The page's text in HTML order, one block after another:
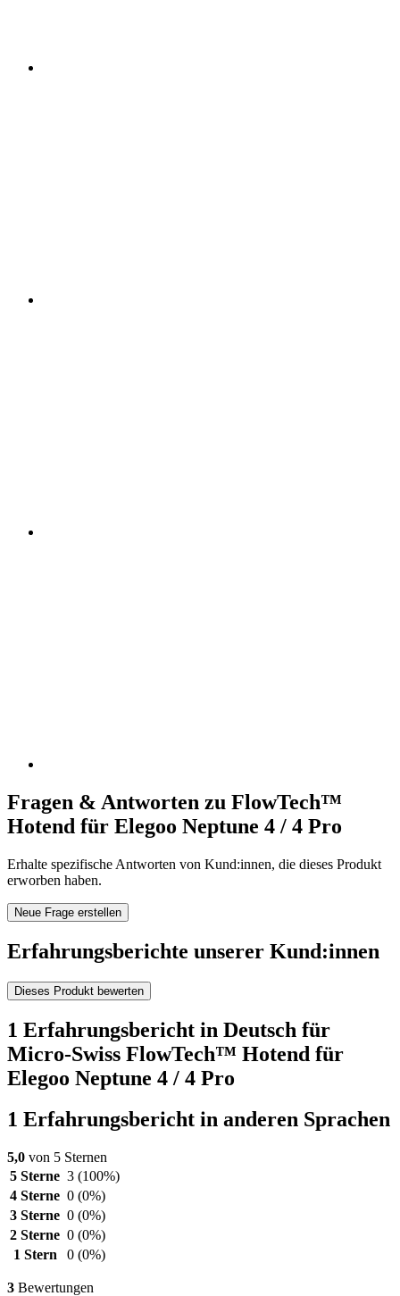
Fragen & Antworten zu FlowTech™
Hotend für Elegoo Neptune 4 / 4 Pro
Erhalte spezifische Antworten von Kund:innen, die dieses Produkt
erworben haben.
Neue Frage erstellen
Erfahrungsberichte unserer Kund:innen
Dieses Produkt bewerten
1 Erfahrungsbericht in Deutsch für
Micro-Swiss FlowTech™ Hotend für
Elegoo Neptune 4 / 4 Pro
1 Erfahrungsbericht in anderen Sprachen
5,0 von 5 Sternen
5 Sterne 3 (100%)
4 Sterne 0 (0%)
3 Sterne 0 (0%)
2 Sterne 0 (0%)
1 Stern
0 (0%)
3 Bewertungen